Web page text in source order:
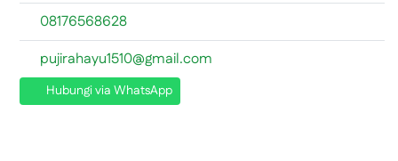
08176568628
pujirahayu1510@gmail.com
Hubungi via WhatsApp